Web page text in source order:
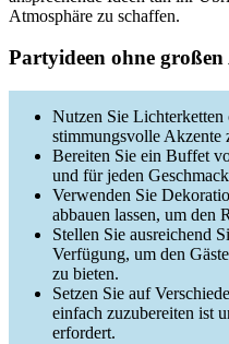
Atmosphäre zu schaffen.
Partyideen ohne
Nutzen Sie Lichterketten
stimmungsvolle Akzente
Bereiten Sie ein Buffet
und für jeden
Verwenden Sie
abbauen lassen, um den
Stellen Sie ausreichend
Verfügung, um den
zu bieten.
Setzen Sie auf
einfach zuzubereiten ist
erfordert.